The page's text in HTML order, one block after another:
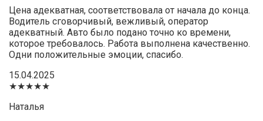
Цена адекватная, соответствовала от начала до конца.
Водитель сговорчивый, вежливый, оператор
адекватный. Авто было подано точно ко времени,
которое требовалось. Работа выполнена качественно.
Одни положительные эмоции, спасибо.
15.04.2025
★★★★★
Наталья